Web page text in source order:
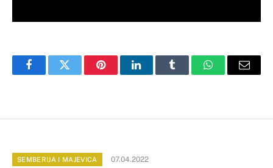
FacebookTwitter PinterestLinkedInTumblr WhatsAppEmail
SEMBERIJA I MAJEVICA 07.04.2022